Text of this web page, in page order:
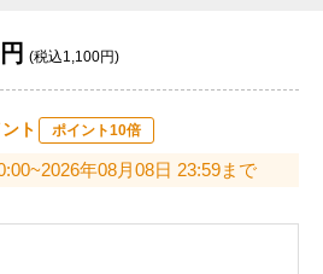
(税込1,100円)
ト ポイント10倍
年08月08日 23:59まで